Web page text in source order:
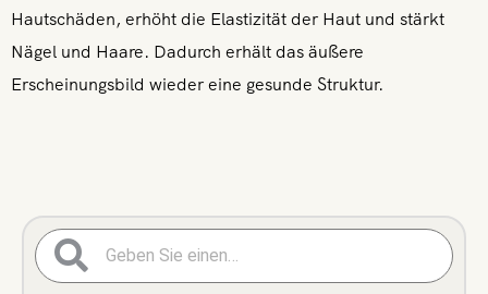
Hautschäden, erhöht die Elastizität der Haut und stärkt
Nägel und Haare. Dadurch erhält das äußere
Erscheinungsbild wieder eine gesunde Struktur.